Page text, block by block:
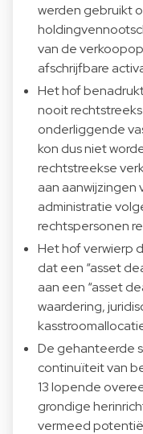
werden gebruikt
van de
afschrijfbare
Het hof
nooit
onderliggende
kon dus niet
rechtstreekse
aan aanwijzingen
administratie
rechtspersonen
Het hof verwierp
dat een “asset
aan een “asset
waardering,
De gehanteerde
continuïteit van
13 lopende
grondige
vermeed